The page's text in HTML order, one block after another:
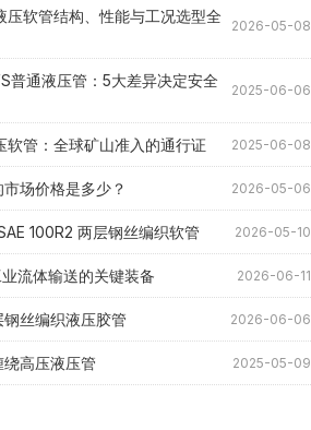
软管结构、性能与工况选型全
2026-05-08
普通液压管：5大差异决定安全
2025-06-06
管：全球矿山准入的通行证 2025-06-08
场价格是多少？ 2026-05-06
100R2 两层钢丝编织软管 2026-05-10
流体输送的关键装备 2026-06-11
钢丝编织液压胶管 2026-06-06
高压液压管 2025-05-09